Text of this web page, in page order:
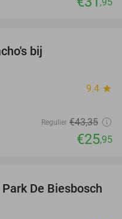
bij
9.4 star
Regulier €43,35
€25,95
21%
De Biesbosch